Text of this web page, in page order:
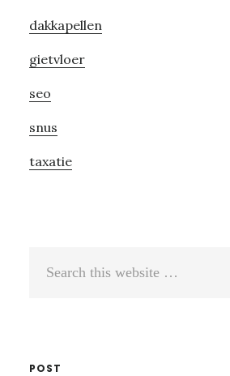
dakkapellen
gietvloer
seo
snus
taxatie
POST